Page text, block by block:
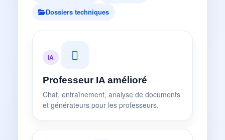
Dossiers techniques
IA
Professeur IA amélioré
Chat, entraînement, analyse de documents
et générateurs pour les professeurs.